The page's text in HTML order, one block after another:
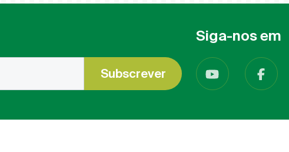
Subscrever
Siga-nos em